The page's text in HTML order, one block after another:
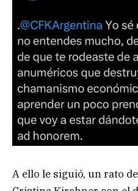
A ello le siguió, un rato